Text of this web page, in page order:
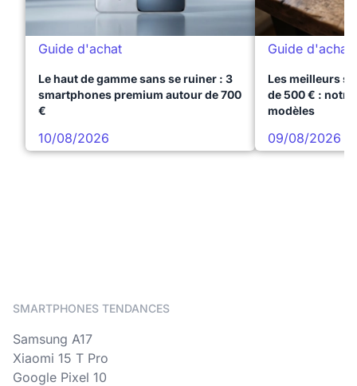
Guide d'achat
Le haut de gamme sans se ruiner : 3
smartphones premium autour de 700
€
10/08/2026
Guide d'achat
Les meilleurs
de 500 € :
modèles
09/08/2026
SMARTPHONES TENDANCES
Samsung A17
Xiaomi 15 T Pro
Google Pixel 10